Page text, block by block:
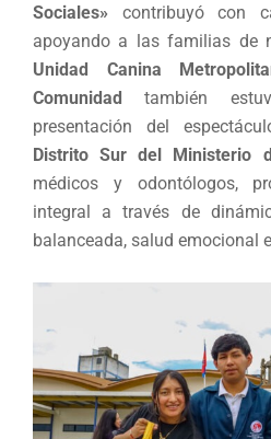
Sociales» contribuyó con
apoyando a las familias de
Unidad Canina
Comunidad también
presentación del
Distrito Sur del Ministerio
médicos y odontólogos,
integral a través de
balanceada, salud emocional